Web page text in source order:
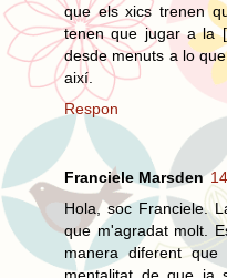
que els xics trenen
tenen que jugar a la
desde menuts a lo
així.
Respon
Franciele Marsden
Hola, soc Franciele.
que m'agradat molt.
manera diferent
mentalitat de que ja